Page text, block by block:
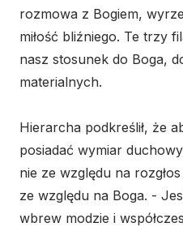
CENTRUM MEDIALNE
Biuro
Redakcja
Archiwum
Współpraca
rozmowa z Bogiem,
miłość bliźniego. Te trzy
nasz stosunek do Boga,
materialnych.
Hierarcha podkreślił, że
posiadać wymiar
nie ze względu na
ze względu na Boga. -
wbrew modzie i